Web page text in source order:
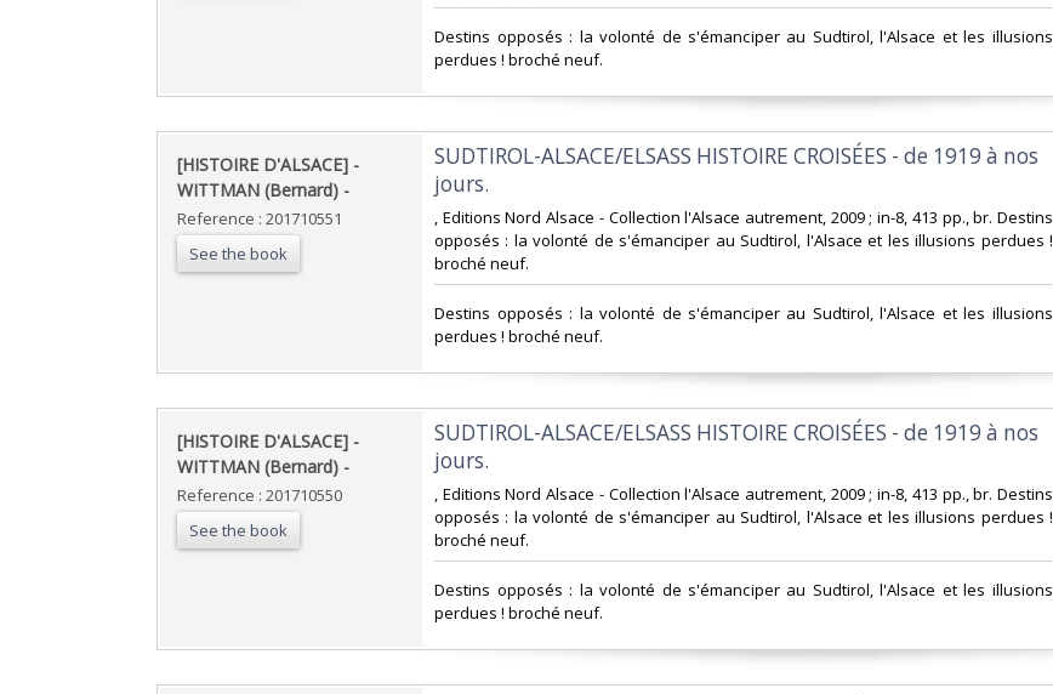
‎Destins opposés : la volonté de s'émanciper au Sudtirol, l'Alsace et les illusions
perdues ! broché neuf.‎
‎[HISTOIRE D'ALSACE] -
WITTMAN (Bernard) - ‎
Reference : 201710551
See the book
‎SUDTIROL-ALSACE/ELSASS HISTOIRE CROISÉES - de 1919 à nos
jours. ‎
‎, Editions Nord Alsace - Collection l'Alsace autrement, 2009 ; in-8, 413 pp., br. Destins
opposés : la volonté de s'émanciper au Sudtirol, l'Alsace et les illusions perdues !
broché neuf.‎
‎Destins opposés : la volonté de s'émanciper au Sudtirol, l'Alsace et les illusions
perdues ! broché neuf.‎
‎[HISTOIRE D'ALSACE] -
WITTMAN (Bernard) - ‎
Reference : 201710550
See the book
‎SUDTIROL-ALSACE/ELSASS HISTOIRE CROISÉES - de 1919 à nos
jours. ‎
‎, Editions Nord Alsace - Collection l'Alsace autrement, 2009 ; in-8, 413 pp., br. Destins
opposés : la volonté de s'émanciper au Sudtirol, l'Alsace et les illusions perdues !
broché neuf.‎
‎Destins opposés : la volonté de s'émanciper au Sudtirol, l'Alsace et les illusions
perdues ! broché neuf.‎